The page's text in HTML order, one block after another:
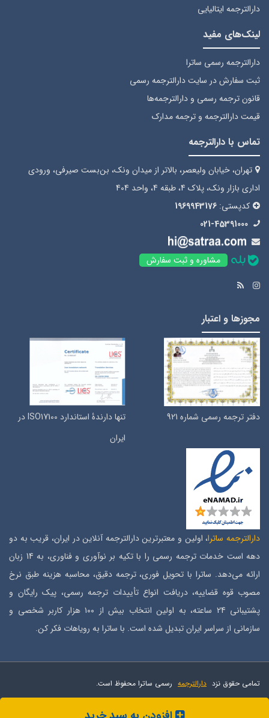
دارالترجمه ایتالیایی
لینک‌های مفید
دارالترجمه رسمی ساترا
ثبت سفارشدر سایت دارالترجمه رسمی
قانون ترجمه رسمی و دارالترجمه‌ها
قیمت دارالترجمه و ترجمه مدارک
تماس با دارالترجمه
تهران، خیابان ولیعصر، بالاتر از میدان ونک، بن‌بست صیرفی، ورودی
اداری بازار ونک، پلاک 4، طبقه 4، واحد 404
کدپستی: 1969943176
021-45391000
مشاوره و ثبت سفارش
مجوزها و اعتبار
دفتر ترجمه رسمی شماره 921
تنها دارندۀ استاندارد ISO17100 در
ایران
دارالترجمه ساترا، اولین و معتبرترین دارالترجمه آنلاین در ایران، قریب به دو
دهه است خدمات ترجمه رسمی را با تکیه بر نوآوری و فناوری، به 14 زبان
ارائه می‌دهد. ساترا با تحویل فوری، ترجمه دقیق، محاسبه هزینه طبق نرخ
مصوب قوه قضاییه، دریافت انواع تأییدات ترجمه رسمی، پیک رایگان و
پشتیبانی 24 ساعته، به اولین انتخاب بیش از ۱۰۰ هزار کاربر شخصی و
سازمانی از سراسر ایران تبدیل شده است. با ساترا به رویاهات فکر کن.
تمامی حقوق نزد دارالترجمه رسمی ساترا محفوظ است.